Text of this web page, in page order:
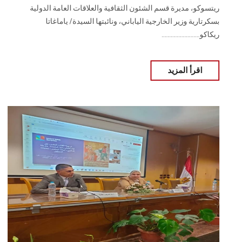
ريتسوكو، مديرة قسم الشئون الثقافية والعلاقات العامة الدولية
بسكرتارية وزير الخارجية الياباني، ونائبتها السيدة/ ياماغاتا
ريكاكو.........................
اقرأ المزيد